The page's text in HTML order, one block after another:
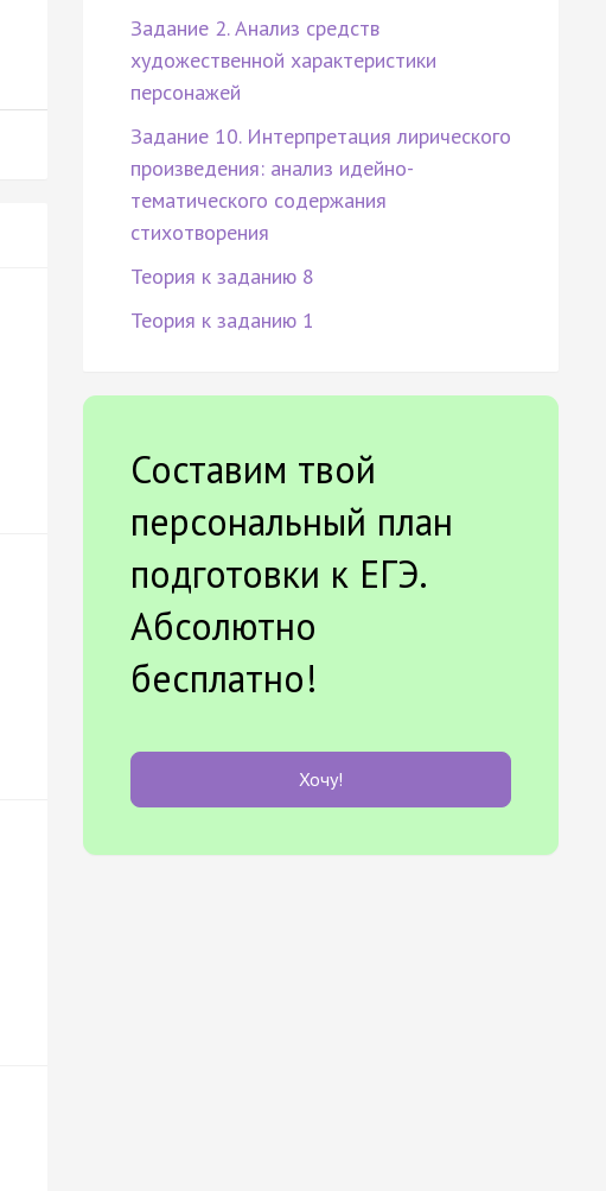
Задание 2. Анализ средств
художественной характеристики
персонажей
Задание 10. Интерпретация лирического
произведения: анализ идейно-
тематического содержания
стихотворения
Теория к заданию 8
Теория к заданию 1
Составим твой
персональный план
подготовки к ЕГЭ.
Абсолютно
бесплатно!
Хочу!